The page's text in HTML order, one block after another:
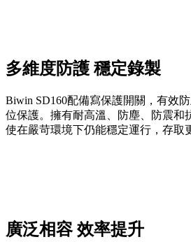
多維度防護 穩定錄製
Biwin SD160配備寫保護開關，有效
位保護。擁有耐高溫、防塵、防震和
使在嚴苛環境下仍能穩定運行，存取
廣泛相容 效率提升